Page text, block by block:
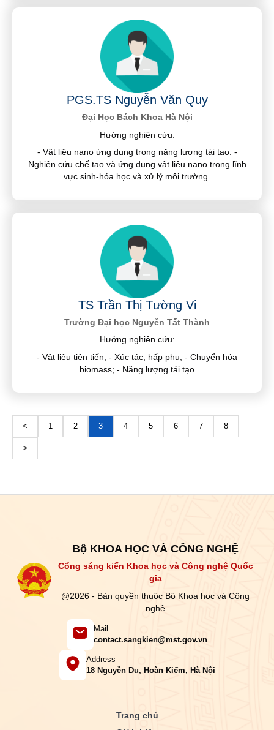
PGS.TS Nguyễn Văn Quy
Đại Học Bách Khoa Hà Nội
Hướng nghiên cứu:
- Vật liệu nano ứng dụng trong năng lượng tái tạo. -
Nghiên cứu chế tạo và ứng dụng vật liệu nano trong lĩnh
vực sinh-hóa học và xử lý môi trường.
TS Trần Thị Tường Vi
Trường Đại học Nguyễn Tất Thành
Hướng nghiên cứu:
- Vật liệu tiên tiến; - Xúc tác, hấp phụ; - Chuyển hóa
biomass; - Năng lượng tái tạo
< 1 2 3 4 5 6 7 8
>
Bộ KHOA HỌC VÀ CÔNG NGHỆ
Cổng sáng kiến Khoa học và Công nghệ Quốc
gia
@2026 - Bản quyền thuộc Bộ Khoa học và Công
nghệ
Mail
contact.sangkien@mst.gov.vn
Address
18 Nguyễn Du, Hoàn Kiếm, Hà Nội
Trang chủ